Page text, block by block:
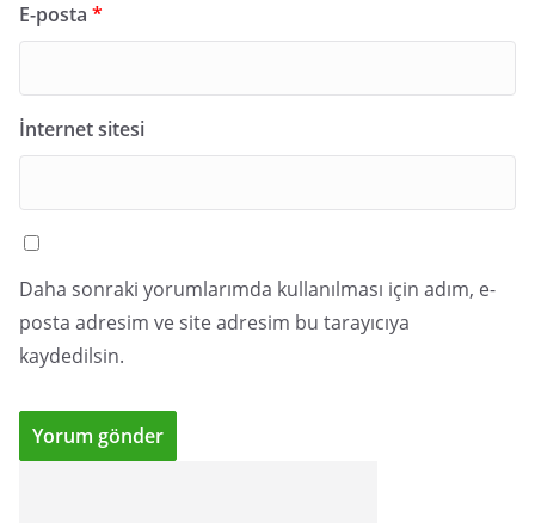
E-posta *
İnternet sitesi
Daha sonraki yorumlarımda kullanılması için adım, e-
posta adresim ve site adresim bu tarayıcıya
kaydedilsin.